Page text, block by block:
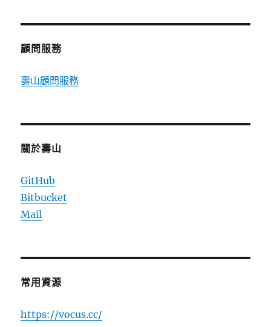
顧問服務
壽山顧問服務
關於壽山
GitHub
Bitbucket
Mail
常用資源
https://vocus.cc/